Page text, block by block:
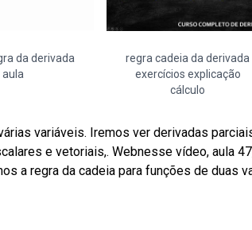
da derivada
aula
regra cadeia da derivada
exercícios explicação
cálculo
variáveis. Iremos ver derivadas
e vetoriais,. Webnesse vídeo, aula
a regra da cadeia para funções de duas